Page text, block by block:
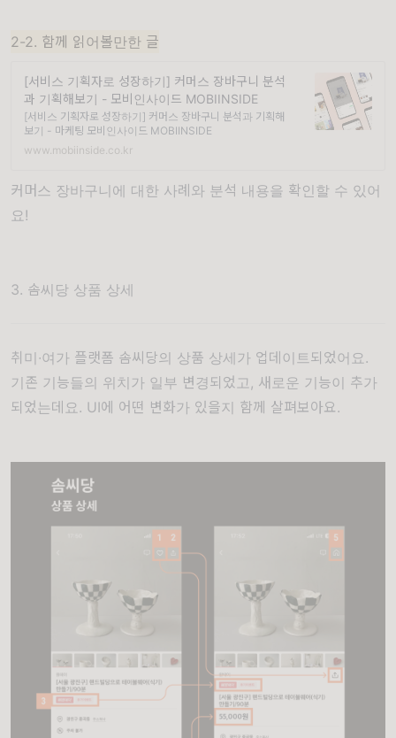
2-2. 함께 읽어볼만한 글
[서비스 기획자로 성장하기] 커머스 장바구니 분석
과 기획해보기 - 모비인사이드 MOBIINSIDE
[서비스 기획자로 성장하기] 커머스 장바구니 분석과 기획해
보기 - 마케팅 모비인사이드 MOBIINSIDE
www.mobiinside.co.kr
커머스 장바구니에 대한 사례와 분석 내용을 확인할 수 있어
요!
3. 솜씨당 상품 상세
취미∙여가 플랫폼 솜씨당의 상품 상세가 업데이트되었어요.
기존 기능들의 위치가 일부 변경되었고, 새로운 기능이 추가
되었는데요. UI에 어떤 변화가 있을지 함께 살펴보아요.